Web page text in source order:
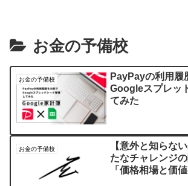
お金の予備校
お金の予備校
PayPayの利用履
Googleスプレッ
てみた
お金の予備校
【意外と知らな
たなチャレンジ
「価格相場と価